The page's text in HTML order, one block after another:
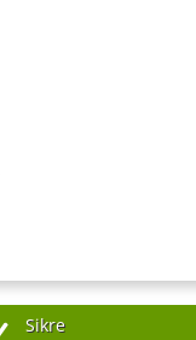
Sikre